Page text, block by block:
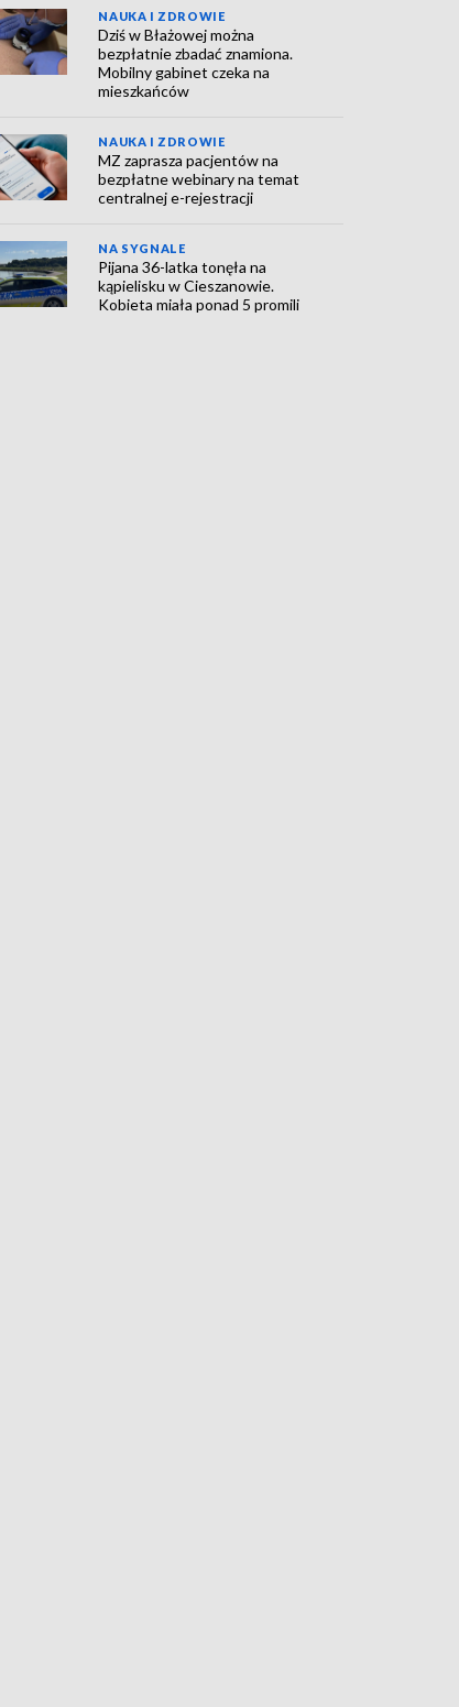
NAUKA I ZDROWIE
Dziś w Błażowej można
bezpłatnie zbadać znamiona.
Mobilny gabinet czeka na
mieszkańców
NAUKA I ZDROWIE
MZ zaprasza pacjentów na
bezpłatne webinary na temat
centralnej e-rejestracji
NA SYGNALE
Pijana 36-latka tonęła na
kąpielisku w Cieszanowie.
Kobieta miała ponad 5 promili